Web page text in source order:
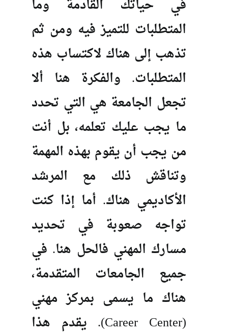
في حياتك القادمة وما
المتطلبات للتميز فيه ومن ثم
تذهب إلى هناك لاكتساب هذه
المتطلبات. والفكرة هنا ألا
تجعل الجامعة هي التي تحدد
ما يجب عليك تعلمه، بل أنت
من يجب أن يقوم بهذه المهمة
وتناقش ذلك مع المرشد
الأكاديمي هناك. أما إذا كنت
تواجه صعوبة في تحديد
مسارك المهني فالحل هنا. في
جميع الجامعات المتقدمة،
هناك ما يسمى بمركز مهني
(Career Center). يقدم هذا